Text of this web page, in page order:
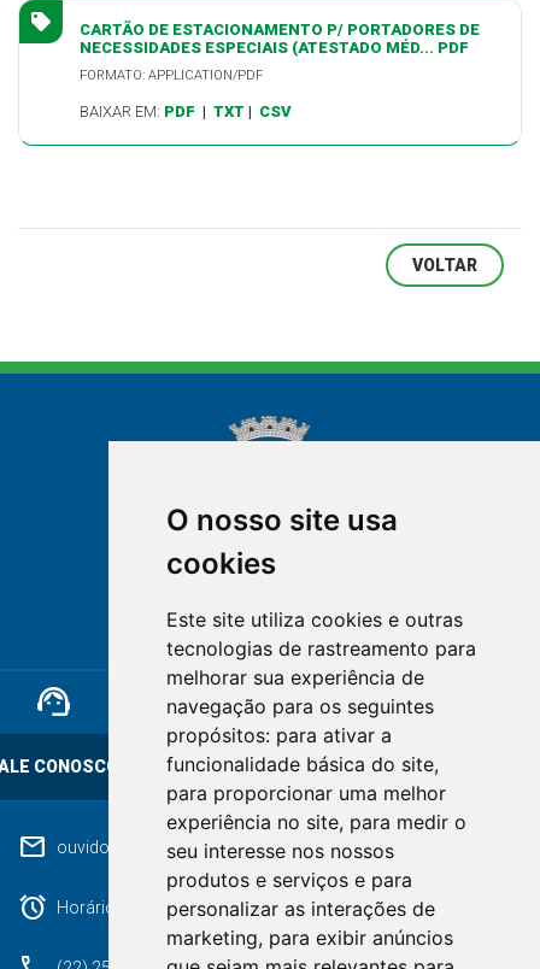
O nosso site usa
cookies
Este site utiliza cookies e outras
tecnologias de rastreamento para
melhorar sua experiência de
navegação para os seguintes
propósitos: para ativar a
funcionalidade básica do site,
para proporcionar uma melhor
experiência no site, para medir o
seu interesse nos nossos
produtos e serviços e para
personalizar as interações de
marketing, para exibir anúncios
CARTÃO DE ESTACIONAMENTO P/ PORTADORES DE
NECESSIDADES ESPECIAIS (ATESTADO MÉD... PDF
FORMATO: APPLICATION/PDF
BAIXAR EM: PDF | TXT | CSV
VOLTAR
NOVA FRIBURGO
RIO DE JANEIRO
mail ouvidoriageral@pmnf.rj.gov.br
alarm Horário de atendimento: Segunda a Sexta das 09h às 17h.
support_agent
CONOSCO
mail
OUVIDORIA